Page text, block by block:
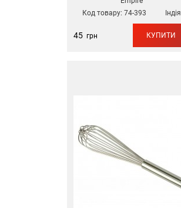
Код товару: 74-393 Індія
45грн КУПИТИ